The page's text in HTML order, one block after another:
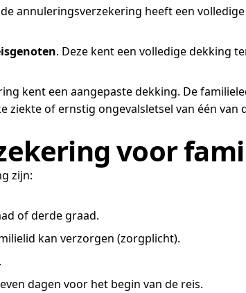
annuleringsverzekering heeft een
. Deze kent een volledige dekking
kent een aangepaste dekking. De
of ernstig ongevalsletsel van één van
voor
zijn:
of derde graad.
kan verzorgen (zorgplicht).
dagen voor het begin van de reis.